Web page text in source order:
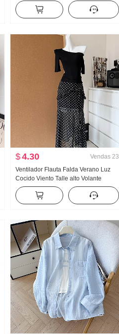
Nailon Versión ligera Hielo Seda
Transpirable Abrigo Holgado Talla
grande Sudadera con capucha
$4.30 Vendas 23
Ventilador Flauta Falda Verano Luz
Cocido Viento Talle alto Volante
Abertura Negro Lunares Falda Días
Seda Oblicuo Hombro Ropa